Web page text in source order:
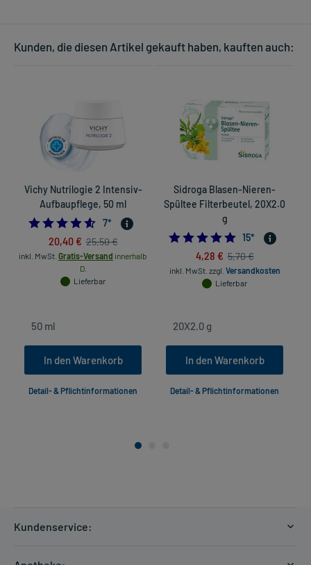
Kunden, die diesen Artikel gekauft haben, kauften auch:
Vichy Nutrilogie 2 Intensiv-
Aufbaupflege, 50 ml
4.571428571428571
7*
20,40 € 25,50 €
inkl. MwSt. Gratis-Versand innerhalb
D.
Lieferbar
In den Warenkorb
Detail- & Pflichtinformationen
Sidroga Blasen-Nieren-
Spültee Filterbeutel, 20X2.0
g
5.0
15*
4,28 € 5,70 €
inkl. MwSt. zzgl. Versandkosten
Lieferbar
In den Warenkorb
Detail- & Pflichtinformationen
Kundenservice: